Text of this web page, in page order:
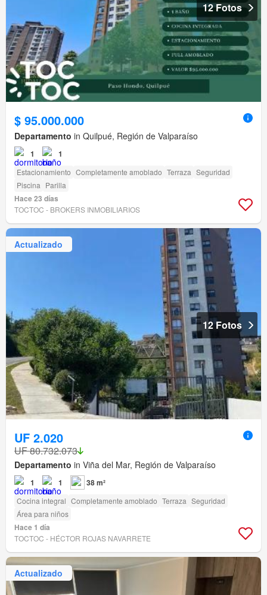
12 Fotos
$ 95.000.000
Departamento in Quilpué, Región de Valparaíso
1 1
Estacionamiento Completamente amoblado Terraza Seguridad
Piscina Parilla
Hace 23 días
TOCTOC - BROKERS INMOBILIARIOS
Actualizado
12 Fotos
UF 2.020
UF 80.732.073
Departamento in Viña del Mar, Región de Valparaíso
1 1 38 m²
Cocina integral Completamente amoblado Terraza Seguridad
Área para niños
Hace 1 día
TOCTOC - HÉCTOR ROJAS NAVARRETE
Actualizado